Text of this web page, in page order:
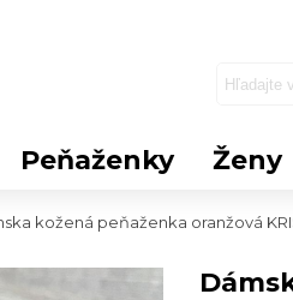
Peňaženky Ženy
kožená peňaženka oranžová